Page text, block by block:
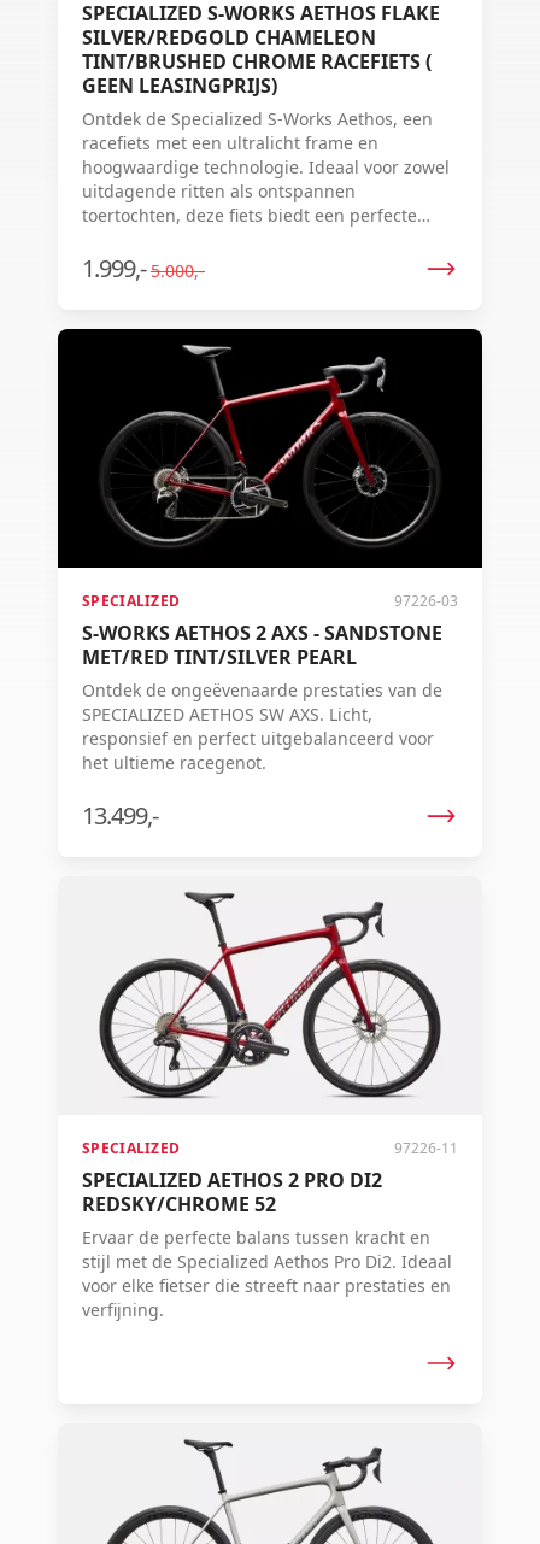
SPECIALIZED S-WORKS AETHOS FLAKE
SILVER/REDGOLD CHAMELEON
TINT/BRUSHED CHROME RACEFIETS (
GEEN LEASINGPRIJS)
Ontdek de Specialized S-Works Aethos, een
racefiets met een ultralicht frame en
hoogwaardige technologie. Ideaal voor zowel
uitdagende ritten als ontspannen
toertochten, deze fiets biedt een perfecte
1.999,- 5.000,-
SPECIALIZED 97226-03
S-WORKS AETHOS 2 AXS - SANDSTONE
MET/RED TINT/SILVER PEARL
Ontdek de ongeëvenaarde prestaties van de
SPECIALIZED AETHOS SW AXS. Licht,
responsief en perfect uitgebalanceerd voor
het ultieme racegenot.
13.499,-
SPECIALIZED 97226-11
SPECIALIZED AETHOS 2 PRO DI2
REDSKY/CHROME 52
Ervaar de perfecte balans tussen kracht en
stijl met de Specialized Aethos Pro Di2. Ideaal
voor elke fietser die streeft naar prestaties en
verfijning.